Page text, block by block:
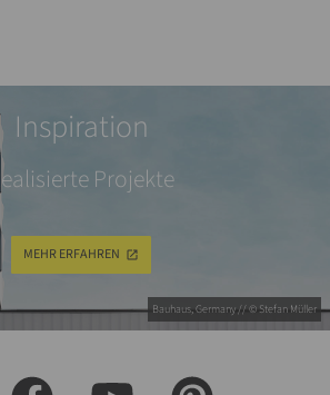
Bauhaus, Germany // © Stefan Müller
Inspiration
Projekte
MEHR ERFAHREN